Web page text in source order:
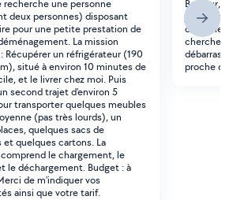
recherche une personne
deux personnes) disposant
pour une petite prestation de
La mission
Récupérer un réfrigérateur (190
situé à environ 10 minutes de
et le livrer chez moi. Puis
second trajet d'environ 5
transporter quelques meubles
(pas très lourds), un
quelques sacs de
quelques cartons. La
le chargement, le
le déchargement. Budget : à
de m'indiquer vos
ainsi que votre tarif.
Bonjour, j'
jeter pas
deux
cherche
proche de